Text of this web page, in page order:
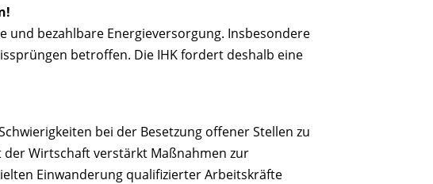
bezahlbare Energieversorgung. Insbesondere
betroffen. Die IHK fordert deshalb eine
bei der Besetzung offener Stellen zu
Wirtschaft verstärkt Maßnahmen zur
Einwanderung qualifizierter Arbeitskräfte